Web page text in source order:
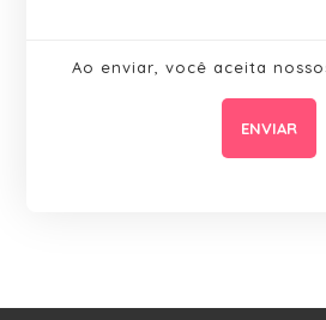
Ao enviar, você aceita